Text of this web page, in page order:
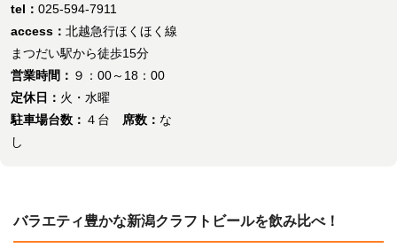
tel： 025-594-7911
access： 北越急行ほくほく線
まつだい駅から徒歩15分
営業時間： ９：00～18：00
定休日： 火・水曜
駐車場台数： ４台 席数： な
し
バラエティ豊かな新潟クラフトビールを飲み比べ！